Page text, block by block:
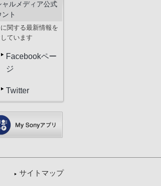
ャルメディア公式
ト
関する最新情報を
ています
Facebookペー
ジ
Twitter
サイトマップ